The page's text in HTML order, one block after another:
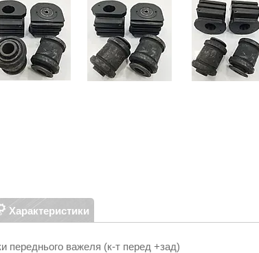
Характеристики
переднього важеля (к-т перед +зад)